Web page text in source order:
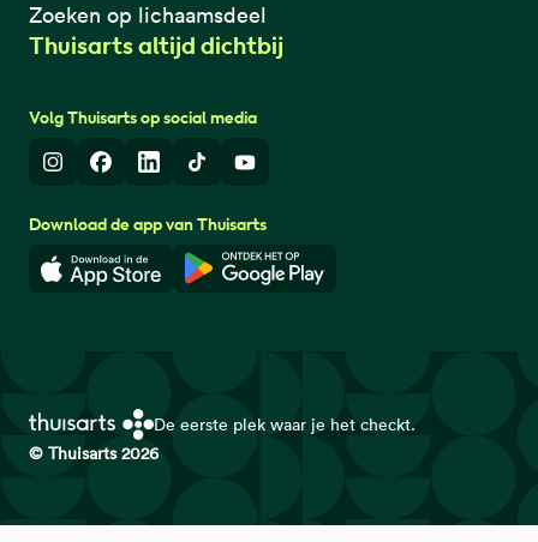
Zoeken op lichaamsdeel
Thuisarts altijd dichtbij
Volg Thuisarts op social media
InstagramFacebook
LinkedInTikTokYoutube
Download de app van Thuisarts
Download in de App StoreDownload in de Google Play
De eerste plek waar je het checkt.
© Thuisarts 2026